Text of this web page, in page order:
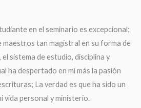
en el seminario es excepcional;
maestros tan magistral en su forma de
sistema de estudio, disciplina y
ha despertado en mí más la pasión
La verdad es que ha sido un
vida personal y ministerio.